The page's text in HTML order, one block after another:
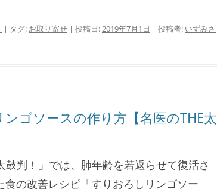
| タグ: お取り寄せ | 投稿日:2019年7月1日 | 投稿者: いずみさ
ゴソースの作り方【名医のTHE太
鼓判！」では、肺年齢を若返らせて復活さ
の改善レシピ「すりおろしリンゴソー